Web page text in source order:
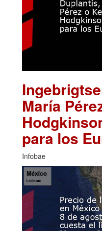
María
para los
Infobae